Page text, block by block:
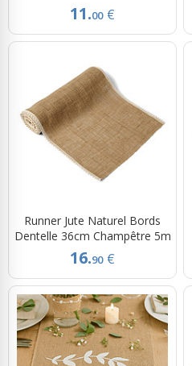
11.00 €
Runner Jute Naturel Bords
Dentelle 36cm Champêtre 5m
16.90 €